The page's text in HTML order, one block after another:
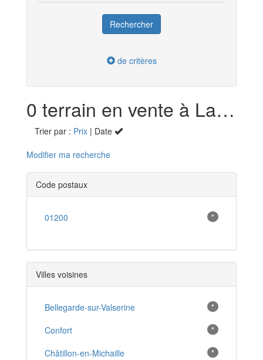
de critères
0 terrain en vente à Lancrans (01)
Trier par : Prix | Date
Modifier ma recherche
Code postaux
01200 *
Villes voisines
Bellegarde-sur-Valserine *
Confort *
Châtillon-en-Michaille *